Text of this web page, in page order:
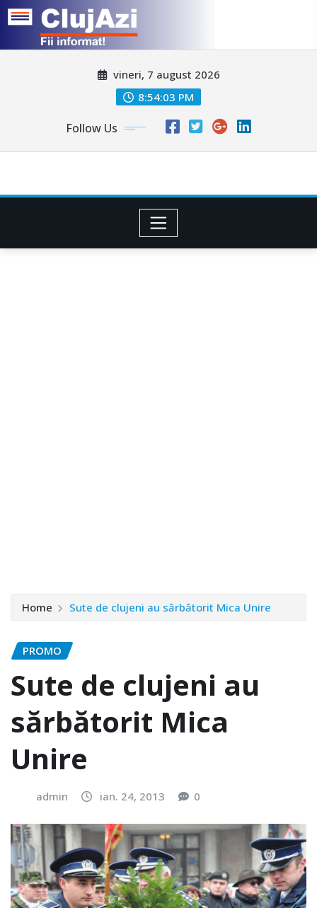
vineri, 7 august 2026
8:54:06 PM
Follow Us
Home Sute de clujeni au sărbătorit Mica Unire
PROMO
Sute de clujeni au
sărbătorit Mica
Unire
admin ian. 24, 2013 0